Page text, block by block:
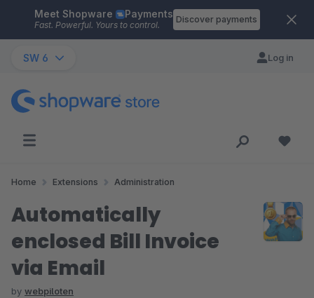
Skip to main content
Meet Shopware Payments
Fast. Powerful. Yours to control.
Discover payments
SW 6 Log in
Home Extensions Administration
Automatically
enclosed Bill Invoice
via Email
by webpiloten